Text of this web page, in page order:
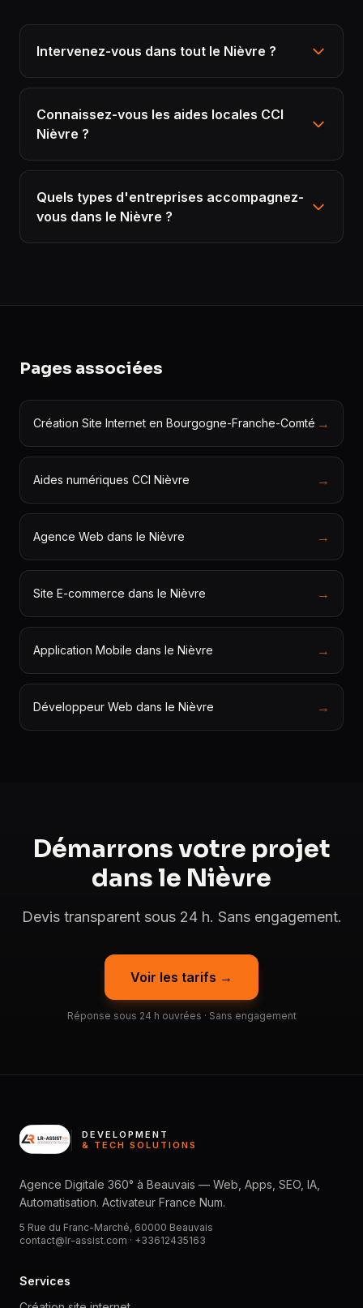
Intervenez-vous dans tout le Nièvre ?
Connaissez-vous les aides locales CCI
Nièvre ?
Quels types d'entreprises accompagnez-
vous dans le Nièvre ?
Pages associées
Création Site Internet en Bourgogne-Franche-Comté →
Aides numériques CCI Nièvre →
Agence Web dans le Nièvre →
Site E-commerce dans le Nièvre →
Application Mobile dans le Nièvre →
Développeur Web dans le Nièvre →
Démarrons votre projet
dans le Nièvre
Devis transparent sous 24 h. Sans engagement.
Voir les tarifs →
Réponse sous 24 h ouvrées · Sans engagement
DEVELOPMENT
& TECH SOLUTIONS
Agence Digitale 360° à Beauvais — Web, Apps, SEO, IA,
Automatisation. Activateur France Num.
5 Rue du Franc-Marché, 60000 Beauvais
contact@lr-assist.com · +33612435163
Services